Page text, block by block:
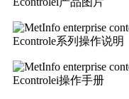
Econtrole系列操作说明
Econtrolei操作手册